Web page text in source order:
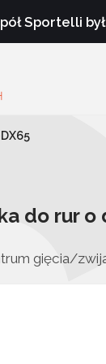
Sportelli
do rur o
gięcia/